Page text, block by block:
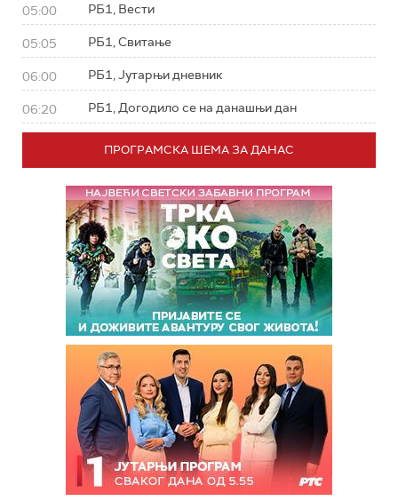
05:00 РБ1, Вести
05:05 РБ1, Свитање
06:00 РБ1, Јутарњи дневник
06:20 РБ1, Догодило се на данашњи дан
ПРОГРАМСКА ШЕМА ЗА ДАНАС